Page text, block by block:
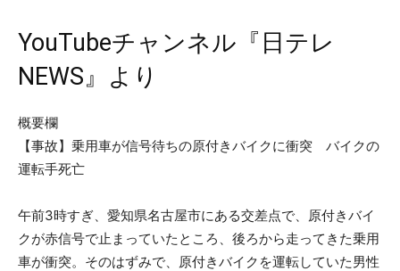
YouTubeチャンネル『日テレ
NEWS』より
概要欄
【事故】乗用車が信号待ちの原付きバイクに衝突 バイクの
運転手死亡
午前3時すぎ、愛知県名古屋市にある交差点で、原付きバイ
クが赤信号で止まっていたところ、後ろから走ってきた乗用
車が衝突。そのはずみで、原付きバイクを運転していた男性